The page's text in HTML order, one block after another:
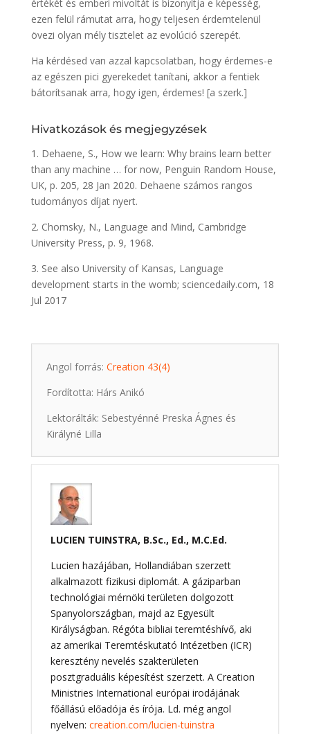
értékét és emberi mivoltát is bizonyítja e képesség,
ezen felül rámutat arra, hogy teljesen érdemtelenül
övezi olyan mély tisztelet az evolúció szerepét.
Ha kérdésed van azzal kapcsolatban, hogy érdemes-e
az egészen pici gyerekedet tanítani, akkor a fentiek
bátorítsanak arra, hogy igen, érdemes! [a szerk.]
Hivatkozások és megjegyzések
1. Dehaene, S., How we learn: Why brains learn better
than any machine … for now, Penguin Random House,
UK, p. 205, 28 Jan 2020. Dehaene számos rangos
tudományos díjat nyert.
2. Chomsky, N., Language and Mind, Cambridge
University Press, p. 9, 1968.
3. See also University of Kansas, Language
development starts in the womb; sciencedaily.com, 18
Jul 2017
Angol forrás: Creation 43(4)
Fordította: Hárs Anikó
Lektorálták: Sebestyénné Preska Ágnes és
Királyné Lilla
LUCIEN TUINSTRA, B.Sc., Ed., M.C.Ed.
Lucien hazájában, Hollandiában szerzett
alkalmazott fizikusi diplomát. A gáziparban
technológiai mérnöki területen dolgozott
Spanyolországban, majd az Egyesült
Királyságban. Régóta bibliai teremtéshívő, aki
az amerikai Teremtéskutató Intézetben (ICR)
keresztény nevelés szakterületen
posztgraduális képesítést szerzett. A Creation
Ministries International európai irodájának
főállású előadója és írója. Ld. még angol
nyelven: creation.com/lucien-tuinstra